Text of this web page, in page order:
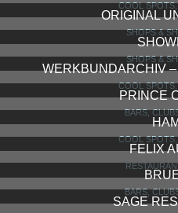
COOL
ORIGINAL
SHOPS &
SHOPS &
WERKBUNDARCHIV
COOL
PRINCE
BARS,
COOL
FELIX
BARS,
SAGE